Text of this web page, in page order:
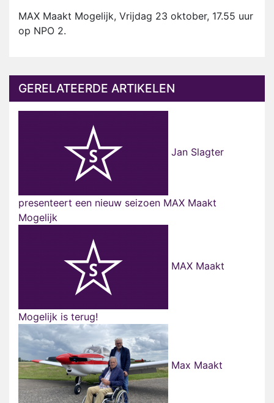
MAX Maakt Mogelijk, Vrijdag 23 oktober, 17.55 uur
op NPO 2.
GERELATEERDE ARTIKELEN
Jan Slagter
presenteert een nieuw seizoen MAX Maakt
Mogelijk
MAX Maakt
Mogelijk is terug!
Max Maakt